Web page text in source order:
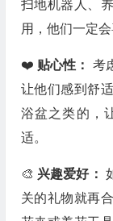
扫地机器人、
用，他们一定会
❤️ 贴心性： 考
让他们感到舒
浴盆之类的，
适。
🎨 兴趣爱好：
关的礼物就再